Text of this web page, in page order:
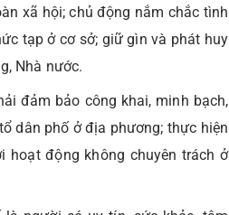
xã hội; chủ động nắm chắc tình
tạp ở cơ sở; giữ gìn và phát huy
Nhà nước.
đảm bảo công khai, minh bạch,
dân phố ở địa phương; thực hiện
hoạt động không chuyên trách ở